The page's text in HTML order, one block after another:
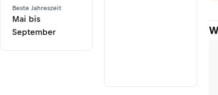
Beste Jahreszeit
Mai bis
September